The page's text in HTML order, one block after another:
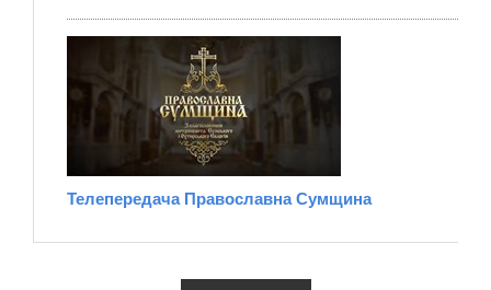
Телепередача Православна Сумщина